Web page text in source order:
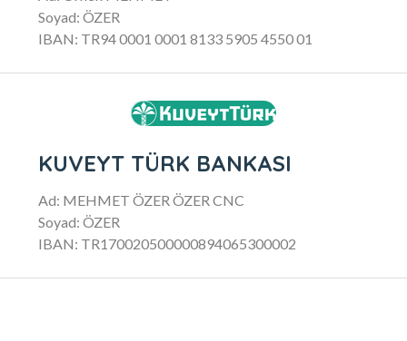
Soyad: ÖZER
IBAN: TR94 0001 0001 8133 5905 4550 01
KUVEYT TÜRK BANKASI
Ad: MEHMET ÖZER ÖZER CNC
Soyad: ÖZER
IBAN: TR170020500000894065300002